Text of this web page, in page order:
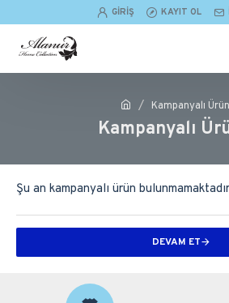
GIRIŞ KAYIT OL
Kampanyalı
Kampanyalı
Şu an kampanyalı ürün
DEVAM ET